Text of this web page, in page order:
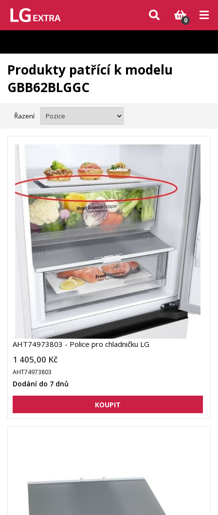
Vzhledem k aktuální situaci se může dodání dílů, které nejsou skladem,
zpozdit. Děkujeme za pochopení.
0
Produkty patřící k modelu
GBB62BLGGC
Řazení
AHT74973803 - Police pro chladničku LG
1 405,00 Kč
AHT74973803
Dodání do 7 dnů